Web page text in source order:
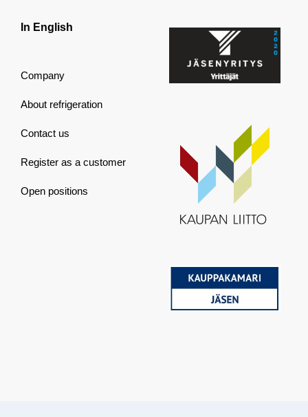
In English
Company
About refrigeration
Contact us
Register as a customer
Open positions